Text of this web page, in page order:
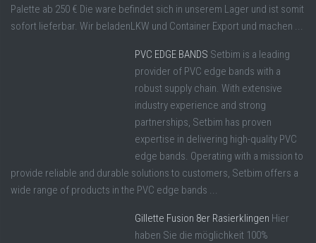
Palette ab 250 € Die ware befindet sich in unserem Lager und ist somit
sofort lieferbar. Wir beladenLKW und Container Export und machen ...
PVC EDGE BANDS Setbim is a leading
provider of PVC edge bands with a
robust supply chain. With extensive
industry experience and strong
partnerships, Setbim has proven
expertise in delivering high-quality PVC
edge bands. Operating with a mission to
provide reliable and durable solutions to customers, Setbim offers a
wide range of products in the PVC edge bands ...
Gillette Fusion 8er Rasierklingen Hier
haben Sie die möglichkeit 100%